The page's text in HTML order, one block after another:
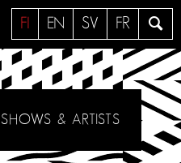
a
e
FI EN SV FR
SHOWS & ARTISTS